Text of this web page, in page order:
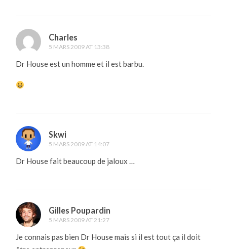
Charles
5 MARS 2009 AT 13:38
Dr House est un homme et il est barbu.
Skwi
5 MARS 2009 AT 14:07
Dr House fait beaucoup de jaloux …
Gilles Poupardin
5 MARS 2009 AT 21:27
Je connais pas bien Dr House mais si il est tout ça il doit